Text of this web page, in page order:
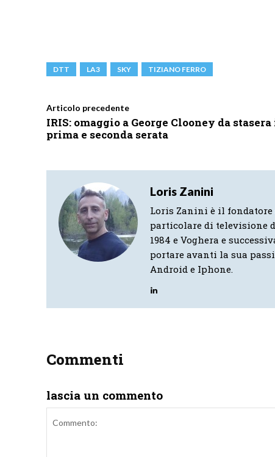
DTT LA3 SKY TIZIANO FERRO
Articolo precedente
IRIS: omaggio a George Clooney da
prima e seconda serata
Loris Zanini
Loris Zanini è il
particolare di televisione
1984 e Voghera e
portare avanti la sua
Android e Iphone.
Commenti
lascia un commento